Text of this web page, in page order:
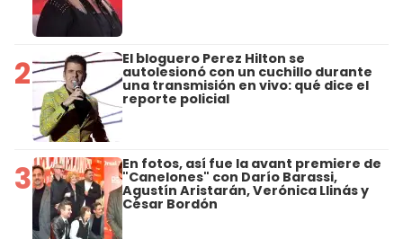
2 El bloguero Perez Hilton se
autolesionó con un cuchillo durante
una transmisión en vivo: qué dice el
reporte policial
3 En fotos, así fue la avant premiere de
"Canelones" con Darío Barassi,
Agustín Aristarán, Verónica Llinás y
César Bordón